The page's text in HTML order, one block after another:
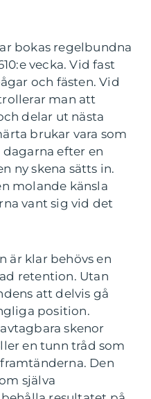
bokas regelbundna
vecka. Vid fast
och fästen. Vid
man att
delar ut nästa
brukar vara som
efter en
ny skena sätts in.
molande känsla
vant sig vid det
är klar behövs en
retention. Utan
att delvis gå
position.
skenor
en tunn tråd som
Den
själva